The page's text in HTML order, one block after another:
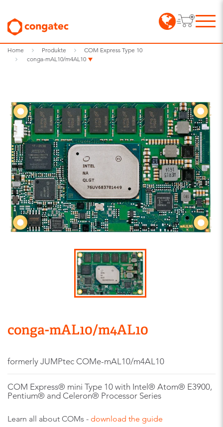
Home Produkte
COM Express Type 10
conga-mAL10/m4AL10
conga-mAL10/m4AL10
formerly JUMPtec COMe-mAL10/m4AL10
COM Express® mini Type 10 with Intel® Atom® E3900,
Pentium® and Celeron® Processor Series
Learn all about COMs - download the guide